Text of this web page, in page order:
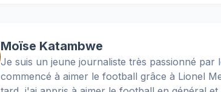
Moïse Katambwe
Je suis un jeune journaliste très passionné par
commencé à aimer le football grâce à Lionel